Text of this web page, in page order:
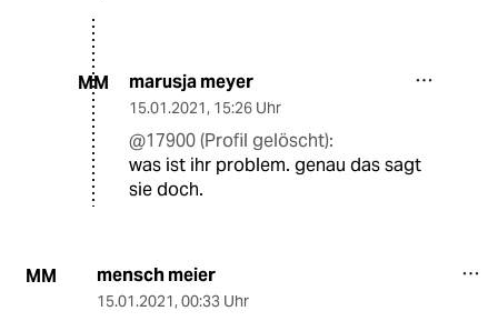
MM marusja meyer
15.01.2021, 15:26 Uhr
@17900 (Profil gelöscht):
was ist ihr problem. genau das sagt
sie doch.
MM mensch meier
15.01.2021, 00:33 Uhr